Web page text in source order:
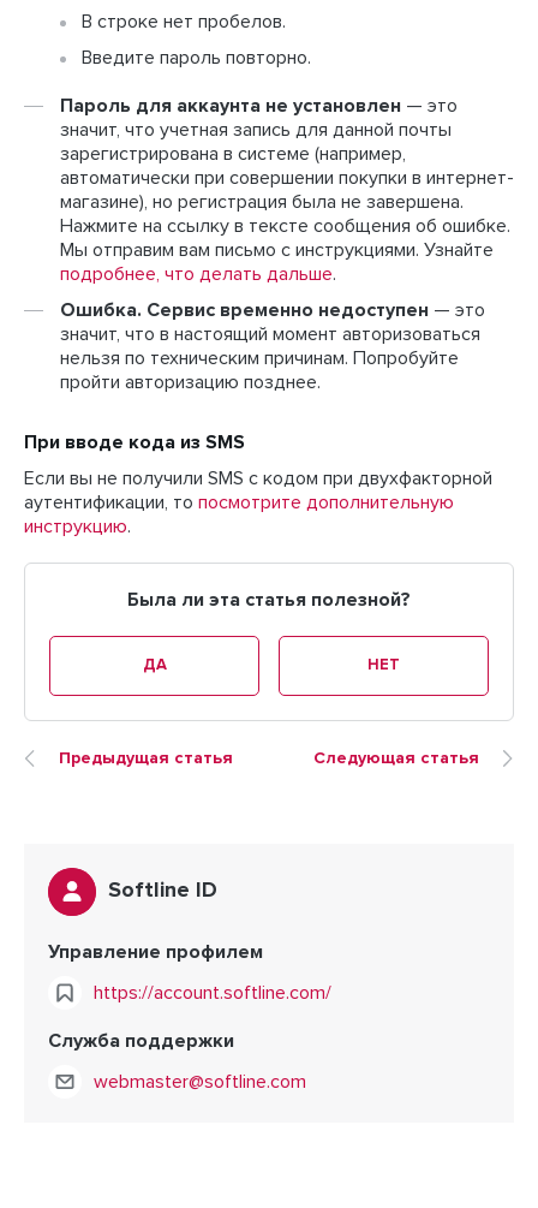
В строке нет пробелов.
Введите пароль повторно.
Пароль для аккаунта не установлен — это
значит, что учетная запись для данной почты
зарегистрирована в системе (например,
автоматически при совершении покупки в интернет-
магазине), но регистрация была не завершена.
Нажмите на ссылку в тексте сообщения об ошибке.
Мы отправим вам письмо с инструкциями. Узнайте
подробнее, что делать дальше.
Ошибка. Сервис временно недоступен — это
значит, что в настоящий момент авторизоваться
нельзя по техническим причинам. Попробуйте
пройти авторизацию позднее.
При вводе кода из SMS
Если вы не получили SMS с кодом при двухфакторной
аутентификации, то посмотрите дополнительную
инструкцию.
Была ли эта статья полезной?
ДА НЕТ
Предыдущая статья Следующая статья
Softline ID
Управление профилем
https://account.softline.com/
Служба поддержки
webmaster@softline.com